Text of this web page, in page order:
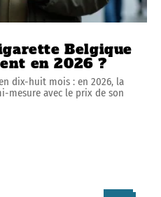
Belgique
en 2026 ?
dix-huit mois : en 2026, la
mesure avec le prix de son